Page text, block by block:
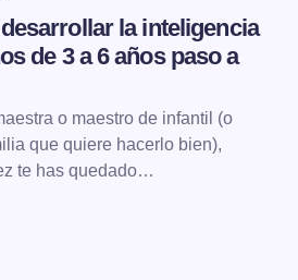
la inteligencia
de 3 a 6 años paso a
o maestro de infantil (o
que quiere hacerlo bien),
te has quedado…